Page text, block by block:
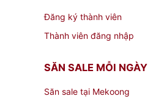
Đăng ký thành viên
Thành viên đăng nhập
SĂN SALE MỖI NGÀY
Săn sale tại Mekoong